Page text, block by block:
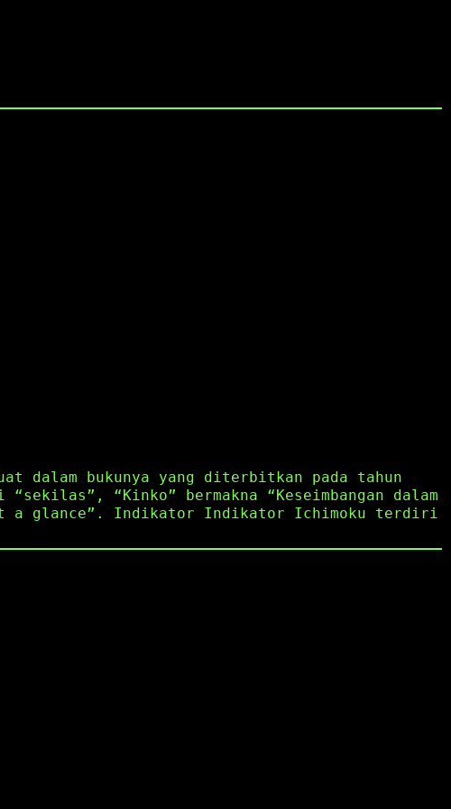
dalam bukunya yang diterbitkan pada tahun
“Kinko” bermakna “Keseimbangan dalam
a glance”. Indikator Indikator Ichimoku terdiri